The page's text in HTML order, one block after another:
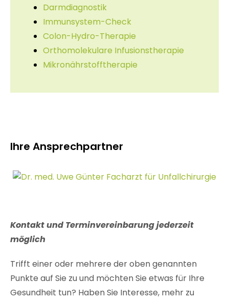
Darmdiagnostik
Immunsystem-Check
Colon-Hydro-Therapie
Orthomolekulare Infusionstherapie
Mikronährstofftherapie
Ihre Ansprechpartner
Kontakt und Terminvereinbarung jederzeit
möglich
Trifft einer oder mehrere der oben genannten
Punkte auf Sie zu und möchten Sie etwas für Ihre
Gesundheit tun? Haben Sie Interesse, mehr zu